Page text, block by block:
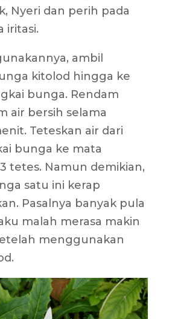
Nyeri dan perih pada
iritasi.
ambil
kitolod hingga ke
bunga. Rendam
air bersih selama
Teteskan air dari
bunga ke mata
tetes. Namun demikian,
satu ini kerap
Pasalnya banyak pula
malah merasa makin
menggunakan